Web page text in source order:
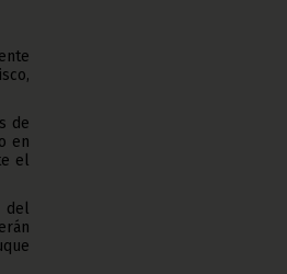
de
en
el
del